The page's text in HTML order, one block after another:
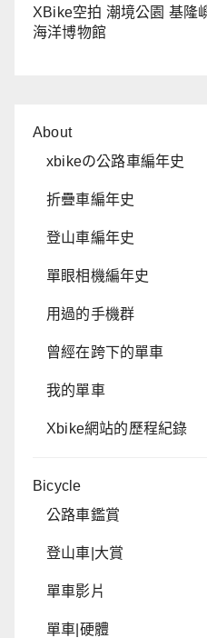
XBike空拍 潮境公園 基隆
海洋博物館
About
xbikeの公路車編年史
折疊車編年史
登山車編年史
單眼相機編年史
用過的手機群
曾經在跨下的單車
我的單車
Xbike網站的歷程紀錄
Bicycle
公路車鑑賞
登山車|大賞
單車影片
單車|硬體